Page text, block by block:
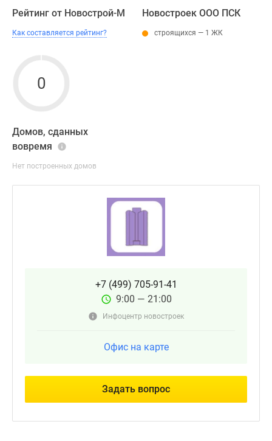
Рейтинг от Новострой-М
Как составляется рейтинг?
Новостроек ООО ПСК
строящихся — 1 ЖК
0
Домов, сданных
вовремя
Нет построенных домов
+7 (499) 705-91-41
9:00 — 21:00
Инфоцентр новостроек
Офис на карте
Задать вопрос